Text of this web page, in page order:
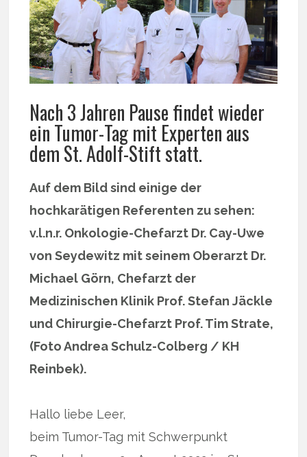
Nach 3 Jahren Pause findet wieder
ein Tumor-Tag mit Experten aus
dem St. Adolf-Stift statt.
Auf dem Bild sind einige der
hochkarätigen Referenten zu sehen:
v.l.n.r. Onkologie-Chefarzt Dr. Cay-Uwe
von Seydewitz mit seinem Oberarzt Dr.
Michael Görn, Chefarzt der
Medizinischen Klinik Prof. Stefan Jäckle
und Chirurgie-Chefarzt Prof. Tim Strate,
(Foto Andrea Schulz-Colberg / KH
Reinbek).
Hallo liebe Leer,
beim Tumor-Tag mit Schwerpunkt